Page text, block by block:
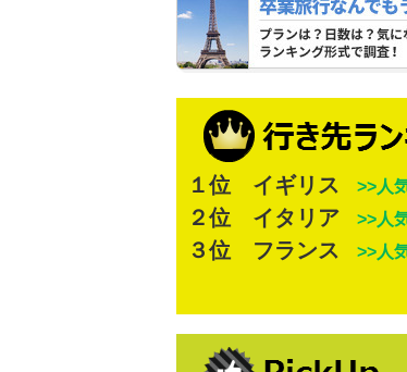
１位 イギリス >>人
２位 イタリア >>人
３位 フランス >>人